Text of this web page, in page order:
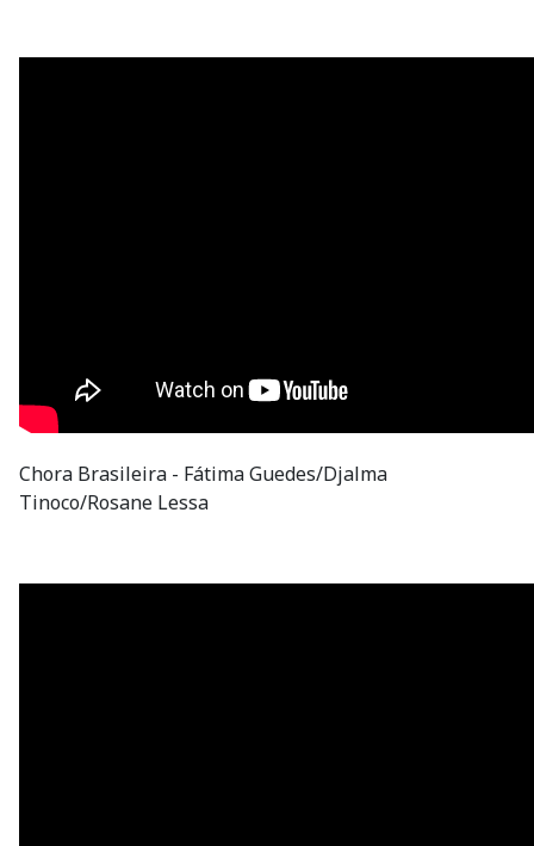
Chora Brasileira - Fátima Guedes/Djalma
Tinoco/Rosane Lessa